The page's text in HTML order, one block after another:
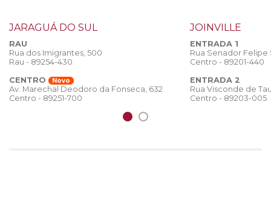
JARAGUÁ DO SUL
RAU
Rua dos Imigrantes, 500
Rau - 89254-430
CENTRO
Novo
Av. Marechal Deodoro da Fonseca, 632
Centro - 89251-700
JOINVILLE
ENTRADA 1
Rua Senador
Centro - 89201-440
ENTRADA 2
Rua Visconde de
Centro - 89203-005